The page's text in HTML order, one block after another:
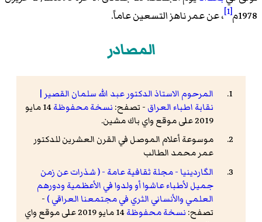
1978م [1] ، عن عمر ناهز التسعين عاماً.
المصادر
المرحوم الاستاذ الدكتور عبد الله سلمان القصير |
نقابة اطباء العراق - تصفح: نسخة محفوظة
14 مايو
2019 على موقع واي باك مشين.
موسوعة أعلام الموصل في القرن العشرين للدكتور
عمر محمد الطالب
الگاردينيا - مجلة ثقافية عامة - ( شذرات عن زمن
جميل لأطباء عاشوا أو ولدوا في الأعظمية ودورهم
العلمي والأنساني الثري في مجتمعنا العراقي ) -
تصفح: نسخة محفوظة
14 مايو 2019 على موقع واي